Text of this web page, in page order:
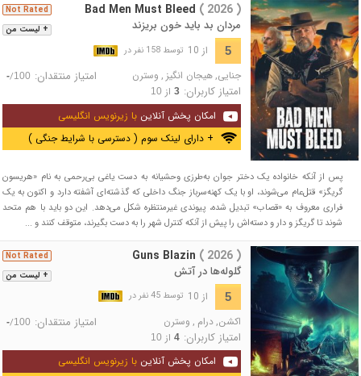
+ لیست من
Not Rated Bad Men Must Bleed ( 2026 )
مردان بد باید خون بریزند
5 از 10 توسط 158 نفر در
جنایی,هیجان انگیز , وسترن امتیاز منتقدان: -/100
امتیاز کاربران: 3از 10
امکان پخش آنلاین با زیرنویس انگلیسی
+ دارای لینک سوم ( دسترسی با شرایط جنگی )
پس از آنکه خانواده یک دختر جوان به‌طرزی وحشیانه به دست یاغی بی‌رحمی به نام «هریسون
گریگز» قتل‌عام می‌شوند، او با یک کهنه‌سرباز جنگ داخلی که گذشته‌ای آشفته دارد و اکنون به یک
فراری معروف به «قصاب» تبدیل شده، پیوندی غیرمنتظره شکل می‌دهد. این دو باید با هم متحد
شوند تا گریگز و دار و دسته‌اش را پیش از آنکه کنترل شهر را به دست بگیرند، متوقف کنند و ...
+ لیست من
Not Rated Guns Blazin ( 2026 )
گلوله‌ها در آتش
5 از 10 توسط 45 نفر در
اکشن, درام , وسترن امتیاز منتقدان: -/100
امتیاز کاربران: 4از 10
امکان پخش آنلاین با زیرنویس انگلیسی